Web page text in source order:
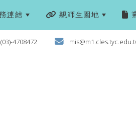
連結 親師生園地
(03)-4708472